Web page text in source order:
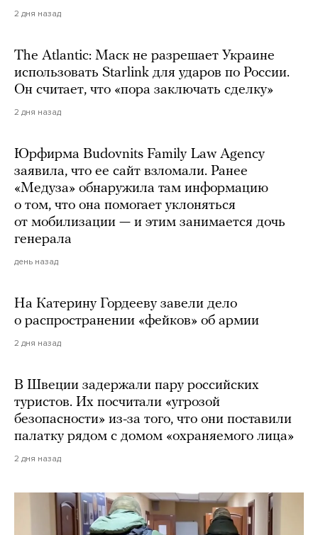
2 дня назад
The Atlantic: Маск не разрешает Украине
использовать Starlink для ударов по России.
Он считает, что «пора заключать сделку»
2 дня назад
Юрфирма Budovnits Family Law Agency
заявила, что ее сайт взломали. Ранее
«Медуза» обнаружила там информацию
о том, что она помогает уклоняться
от мобилизации — и этим занимается дочь
генерала
день назад
На Катерину Гордееву завели дело
о распространении «фейков» об армии
2 дня назад
В Швеции задержали пару российских
туристов. Их посчитали «угрозой
безопасности» из-за того, что они поставили
палатку рядом с домом «охраняемого лица»
2 дня назад